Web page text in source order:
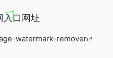
入口网址
watermark-remover